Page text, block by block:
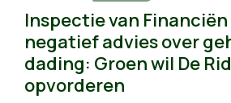
Inspectie van
negatief advies over
dading: Groen wil De
opvorderen